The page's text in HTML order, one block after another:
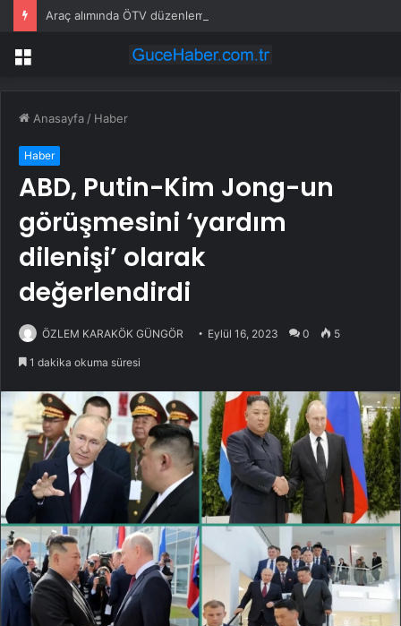
Menü
Anasayfa / Haber
Haber
ABD, Putin-Kim Jong-un
görüşmesini ‘yardım
dilenişi’ olarak
değerlendirdi
ÖZLEM KARAKÖK GÜNGÖR Eylül 16, 2023 0 5
1 dakika okuma süresi